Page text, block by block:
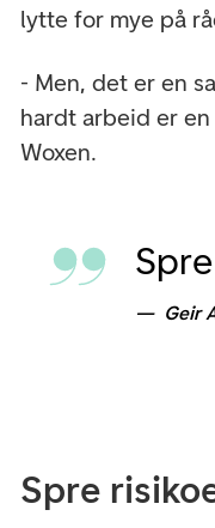
lytte for mye på
- Men, det er en
hardt arbeid er
Woxen.
Geir
Spre